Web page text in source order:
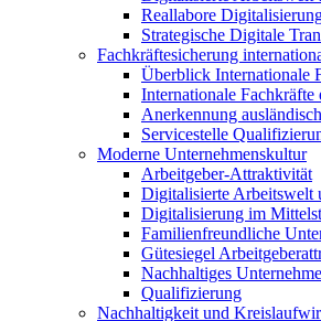
Reallabore
Strategische Digitale
Fachkräftesicherung
Überblick Internationale
Internationale
Anerkennung
Servicestelle
Moderne Unternehmenskultur
Arbeitgeber-Attraktivität
Digitalisierte Arbeitswelt
Digitalisierung im
Familienfreundliche
Gütesiegel
Nachhaltiges
Qualifizierung
Nachhaltigkeit und